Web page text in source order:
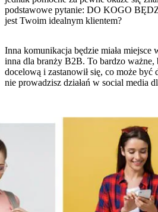
podstawowe pytanie: DO KOGO
jest Twoim idealnym klientem?
Inna komunikacja będzie miała
inna dla branży B2B. To bardzo ważne,
docelową i zastanowił się, co może być
nie prowadzisz działań w social media